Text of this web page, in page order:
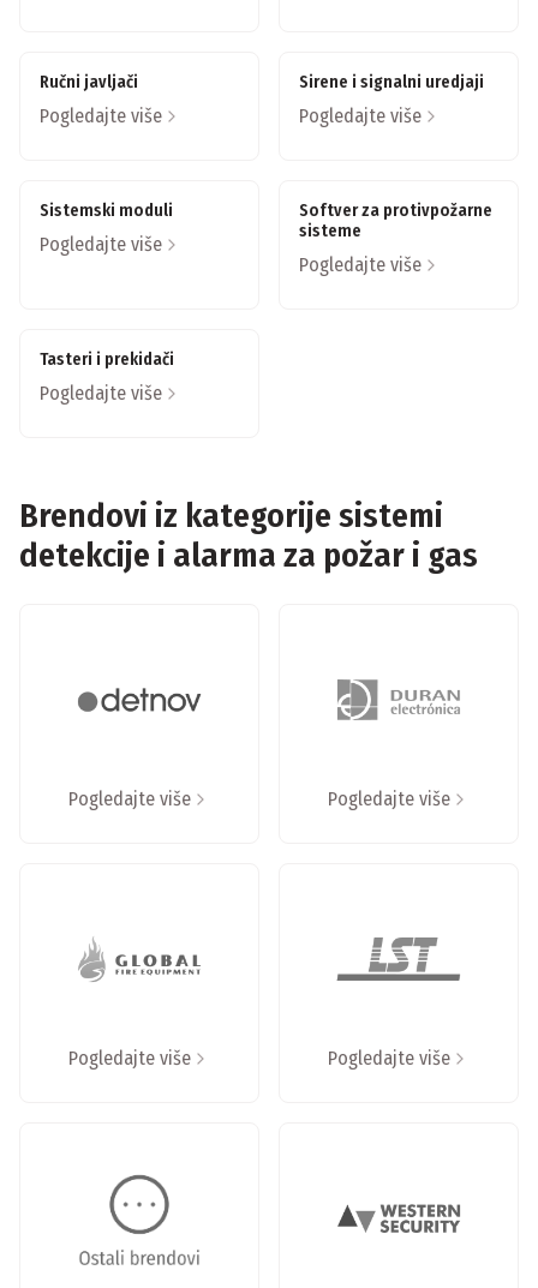
Ručni javljači
Pogledajte više
Sirene i signalni uredjaji
Pogledajte više
Sistemski moduli
Pogledajte više
Softver za protivpožarne
sisteme
Pogledajte više
Tasteri i prekidači
Pogledajte više
Brendovi iz kategorije sistemi
detekcije i alarma za požar i gas
Pogledajte više Pogledajte više
Pogledajte više Pogledajte više